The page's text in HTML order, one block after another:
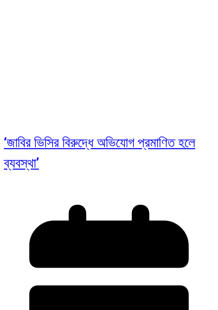
‘জাবির ভিসির বিরুদ্ধে অভিযোগ প্রমাণিত হলে
ব্যবস্থা’